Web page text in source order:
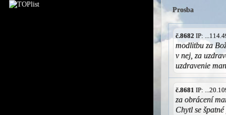
Prosba
č.8682 IP:
modlitbu za
v nej, za
uzdravenie
č.8681 IP:
za obrácení
Chytl se